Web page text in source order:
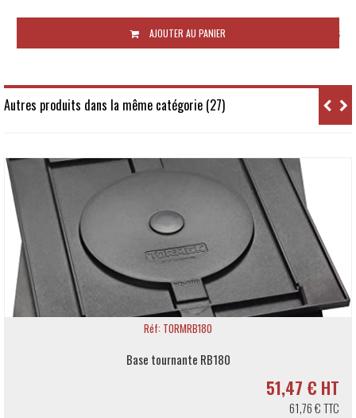
48 à 72 heures
AJOUTER AU PANIER
Autres produits dans la même catégorie (27)
Réf: TORMSVP80
Dispositif d'affûtage pour fers de toupie Tormek SVP80
173,59 € HT
208,31 € TTC